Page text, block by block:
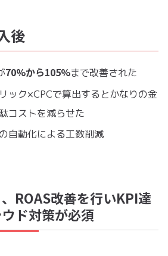
後
70%から105%まで改善された
ック×CPCで算出するとかなりの金
コストを減らせた
自動化による工数削減
ROAS改善を行いKPI達
ド対策が必須